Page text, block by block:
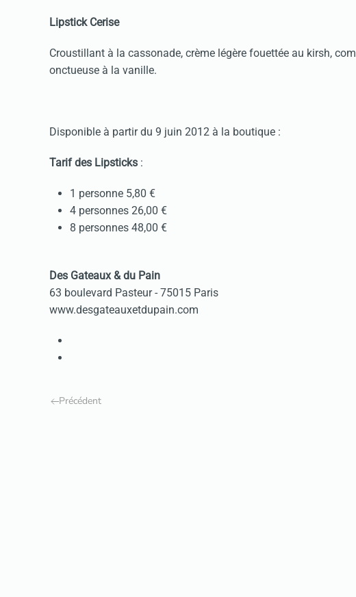
Lipstick Cerise
Croustillant à la cassonade, crème légère fouettée au kirsh,
onctueuse à la vanille.
Disponible à partir du 9 juin 2012 à la boutique :
Tarif des Lipsticks :
1 personne 5,80 €
4 personnes 26,00 €
8 personnes 48,00 €
Des Gateaux & du Pain
63 boulevard Pasteur - 75015 Paris
www.desgateauxetdupain.com
Précédent